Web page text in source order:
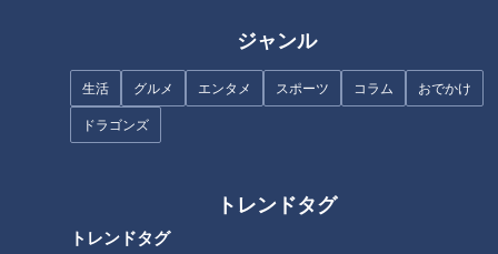
ジャンル
生活 グルメ エンタメ スポーツ コラム おでかけ
ドラゴンズ
トレンドタグ
トレンドタグ
ということや。一緒に行ってくれるか」。中澤は、ここでも仰
天の返答「私は行けない！片付けもあるし、（この夕食に）ラ
ップもせなあかんし・・」「ええッ？どういうことや」「どー
もこーも、タモツさんもイイかなって・・そういうこと
ばちゃんや（※相当リアルな）』と、後のプレビュートークで
爆笑反省会となる、中澤の自然で軽妙な演技に大喝采、大爆笑